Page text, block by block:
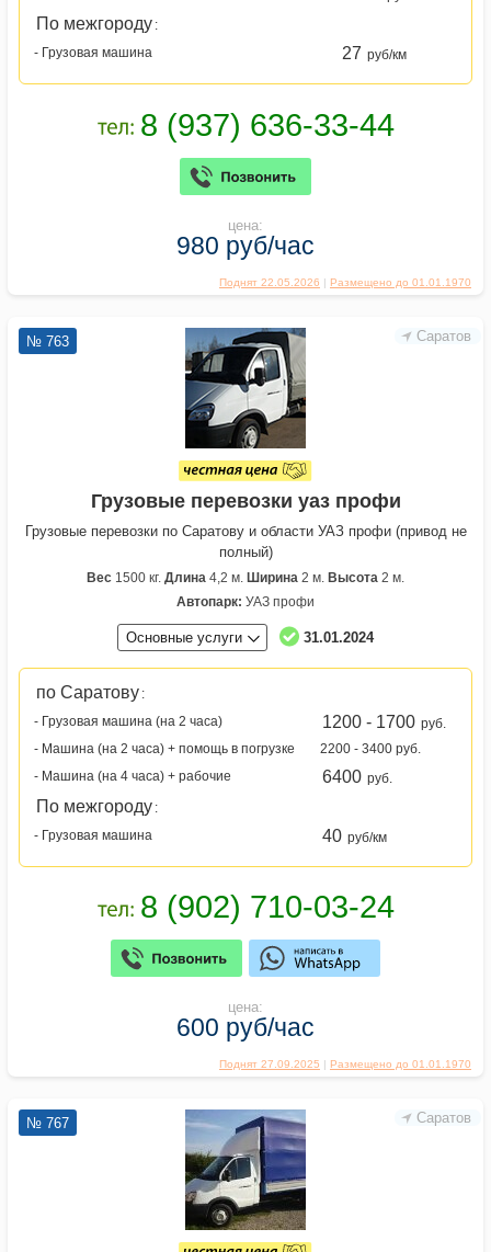
Поднят 22.05.2026 | Размещено до 01.01.1970
По межгороду :
- Грузовая машина
27 руб/км
цена:
980 руб/час
Саратов
Поднят 27.09.2025 | Размещено до 01.01.1970
№ 763
Грузовые перевозки уаз профи
Грузовые перевозки по Саратову и области УАЗ профи (привод не
полный)
Вес 1500 кг. Длина 4,2 м. Ширина 2 м. Высота 2 м.
Автопарк: УАЗ профи
Основные услуги 31.01.2024
по Саратову :
- Грузовая машина (на 2 часа)
1200 - 1700 руб.
- Машина (на 2 часа) + помощь в погрузке
2200 - 3400 руб.
- Машина (на 4 часа) + рабочие
6400 руб.
По межгороду :
- Грузовая машина
40 руб/км
цена:
600 руб/час
Саратов
№ 767